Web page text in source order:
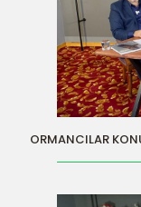
ORMANCILAR